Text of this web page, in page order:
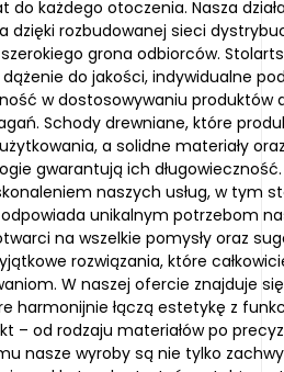
do każdego otoczenia. Nasza
dzięki rozbudowanej sieci
grona odbiorców.
do jakości, indywidualne
w dostosowywaniu produktów
Schody drewniane, które
a solidne materiały
gwarantują ich
naszych usług, w tym
unikalnym potrzebom
na wszelkie pomysły oraz
rozwiązania, które
W naszej ofercie znajduje
harmonijnie łączą estetykę z
– od rodzaju materiałów po
nasze wyroby są nie tylko